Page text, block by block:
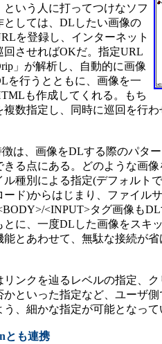
いう人に打ってつけなソフ
としては、DLしたい画像の
を登録し、インターネット
回させればOKだ。指定URL
」が解析し、自動的に画像
を行うとともに、画像を一
も作成してくれる。もち
複数指定し、同時に巡回を行
徴は、画像をDLする際のパタ
きる点にある。どのような画
ル種別による指定(デフォルト
ード)からはじまり、ファイル
<INPUT>タグ画像も
とに、一度DLした画像をスキ
能とあわせて、無駄な接続が
リンクを辿るレベルの指定、
かといった指定など、ユーザ
、細かな指定が可能となって
とも連携